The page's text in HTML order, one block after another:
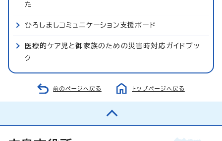
た
ひろしましコミュニケーション支援ボード
医療的ケア児と御家族のための災害時対応ガイドブッ
ク
前のページへ戻る トップページへ戻る